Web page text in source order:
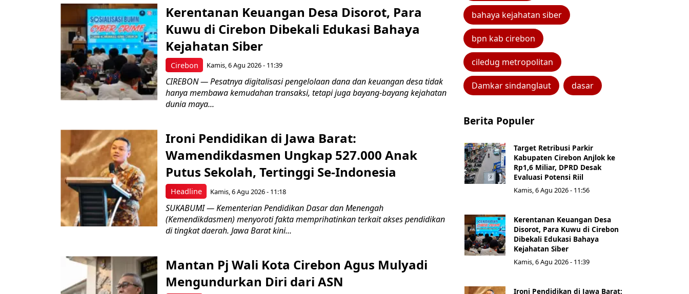
Cirebon
Kerentanan Keuangan Desa Disorot, Para
Kuwu di Cirebon Dibekali Edukasi Bahaya
Kejahatan Siber
Kamis, 6 Agu 2026 - 11:39
CIREBON — Pesatnya digitalisasi pengelolaan dana dan keuangan desa tidak
hanya membawa kemudahan transaksi, tetapi juga bayang-bayang kejahatan
dunia maya...
Headline
Ironi Pendidikan di Jawa Barat:
Wamendikdasmen Ungkap 527.000 Anak
Putus Sekolah, Tertinggi Se-Indonesia
Kamis, 6 Agu 2026 - 11:18
SUKABUMI — Kementerian Pendidikan Dasar dan Menengah
(Kemendikdasmen) menyoroti fakta memprihatinkan terkait akses pendidikan
di tingkat daerah. Jawa Barat kini...
Mantan Pj Wali Kota Cirebon Agus Mulyadi
Mengundurkan Diri dari ASN
bahaya kejahatan siber
bpn kab cirebon
ciledug metropolitan
Damkar sindanglaut dasar
Berita Populer
Target Retribusi Parkir
Kabupaten Cirebon Anjlok ke
Rp1,6 Miliar, DPRD Desak
Evaluasi Potensi Riil
Kamis, 6 Agu 2026 - 11:56
Kerentanan Keuangan Desa
Disorot, Para Kuwu di Cirebon
Dibekali Edukasi Bahaya
Kejahatan Siber
Kamis, 6 Agu 2026 - 11:39
Ironi Pendidikan di Jawa Barat: